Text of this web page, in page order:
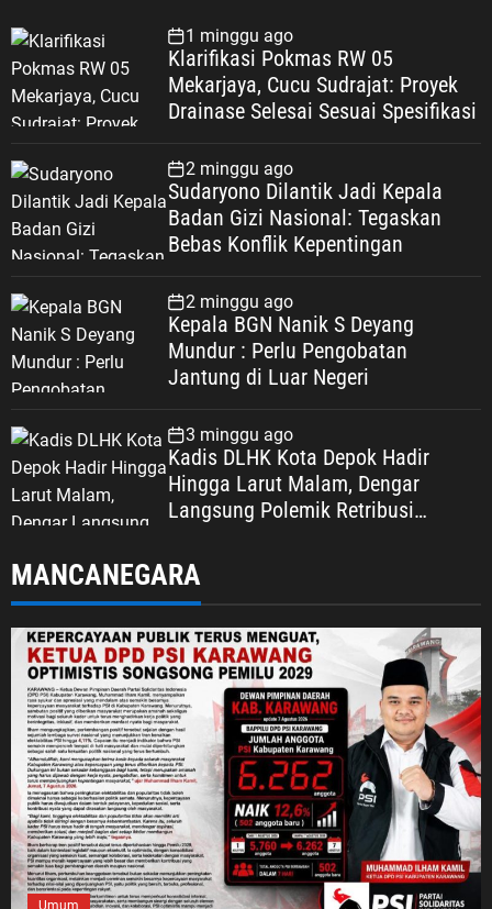
1 minggu ago
Klarifikasi Pokmas RW 05
Mekarjaya, Cucu Sudrajat: Proyek
Drainase Selesai Sesuai Spesifikasi
2 minggu ago
Sudaryono Dilantik Jadi Kepala
Badan Gizi Nasional: Tegaskan
Bebas Konflik Kepentingan
2 minggu ago
Kepala BGN Nanik S Deyang
Mundur : Perlu Pengobatan
Jantung di Luar Negeri
3 minggu ago
Kadis DLHK Kota Depok Hadir
Hingga Larut Malam, Dengar
Langsung Polemik Retribusi
MANCANEGARA
Umum